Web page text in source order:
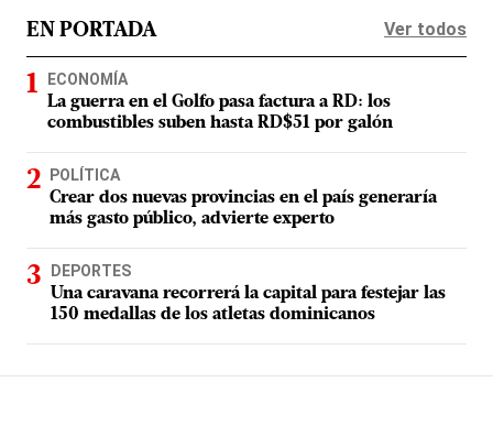
EN PORTADA Ver todos
ECONOMÍA
La guerra en el Golfo pasa factura a RD: los
combustibles suben hasta RD$51 por galón
POLÍTICA
Crear dos nuevas provincias en el país generaría
más gasto público, advierte experto
DEPORTES
Una caravana recorrerá la capital para festejar las
150 medallas de los atletas dominicanos